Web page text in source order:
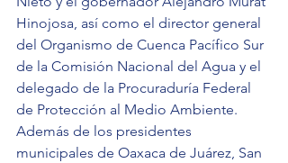
Hinojosa, así como el director general
del Organismo de Cuenca Pacífico Sur
de la Comisión Nacional del Agua y el
delegado de la Procuraduría Federal
de Protección al Medio Ambiente.
Además de los presidentes
municipales de Oaxaca de Juárez, San